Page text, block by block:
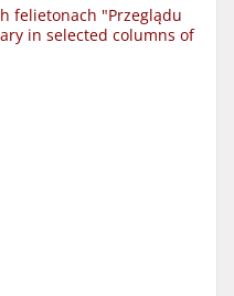
felietonach "Przeglądu
in selected columns of